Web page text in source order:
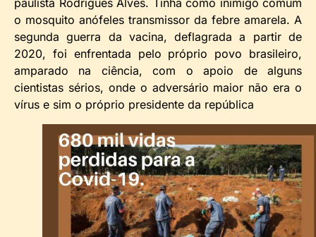
paulista Rodrigues Alves. Tinha como inimigo comum
o mosquito anófeles transmissor da febre amarela. A
segunda guerra da vacina, deflagrada a partir de
2020, foi enfrentada pelo próprio povo brasileiro,
amparado na ciência, com o apoio de alguns
cientistas sérios, onde o adversário maior não era o
vírus e sim o próprio presidente da república